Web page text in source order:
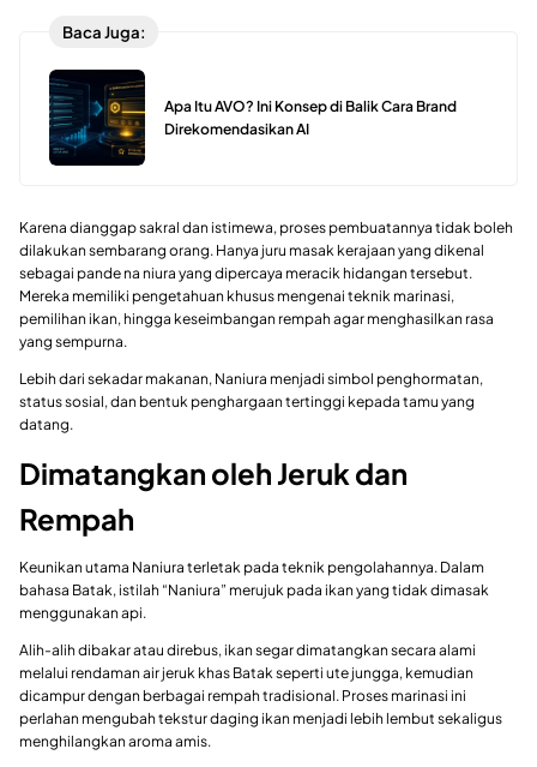
Baca Juga:
Apa Itu AVO? Ini Konsep di Balik Cara Brand
Direkomendasikan AI
Karena dianggap sakral dan istimewa, proses pembuatannya tidak boleh
dilakukan sembarang orang. Hanya juru masak kerajaan yang dikenal
sebagai pande na niura yang dipercaya meracik hidangan tersebut.
Mereka memiliki pengetahuan khusus mengenai teknik marinasi,
pemilihan ikan, hingga keseimbangan rempah agar menghasilkan rasa
yang sempurna.
Lebih dari sekadar makanan, Naniura menjadi simbol penghormatan,
status sosial, dan bentuk penghargaan tertinggi kepada tamu yang
datang.
Dimatangkan oleh Jeruk dan
Rempah
Keunikan utama Naniura terletak pada teknik pengolahannya. Dalam
bahasa Batak, istilah “Naniura” merujuk pada ikan yang tidak dimasak
menggunakan api.
Alih-alih dibakar atau direbus, ikan segar dimatangkan secara alami
melalui rendaman air jeruk khas Batak seperti ute jungga, kemudian
dicampur dengan berbagai rempah tradisional. Proses marinasi ini
perlahan mengubah tekstur daging ikan menjadi lebih lembut sekaligus
menghilangkan aroma amis.